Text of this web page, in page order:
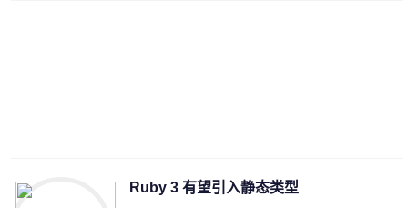
Ruby 3 有望引入静态类型